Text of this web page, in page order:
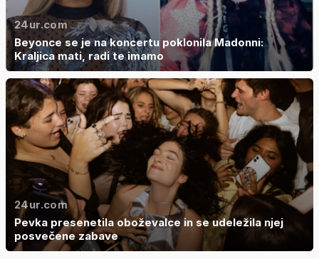
24ur.com
Beyonce se je na koncertu poklonila Madonni:
Kraljica mati, radi te imamo
24ur.com
Pevka presenetila oboževalce in se udeležila njej
posvečene zabave